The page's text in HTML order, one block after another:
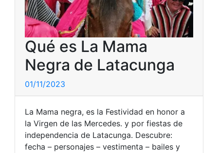
Qué es La Mama
Negra de Latacunga
01/11/2023
La Mama negra, es la Festividad en honor a
la Virgen de las Mercedes. y por fiestas de
independencia de Latacunga. Descubre:
fecha – personajes – vestimenta – bailes y